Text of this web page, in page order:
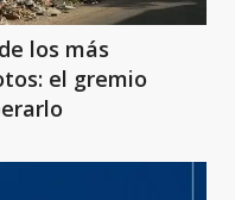
los más
el gremio